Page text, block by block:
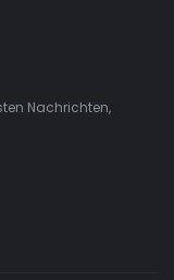
Nachrichten,